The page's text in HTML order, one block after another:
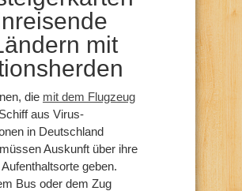
mit
die mit dem Flugzeug
aus Virus-
in Deutschland
Auskunft über ihre
geben.
Bus oder dem Zug